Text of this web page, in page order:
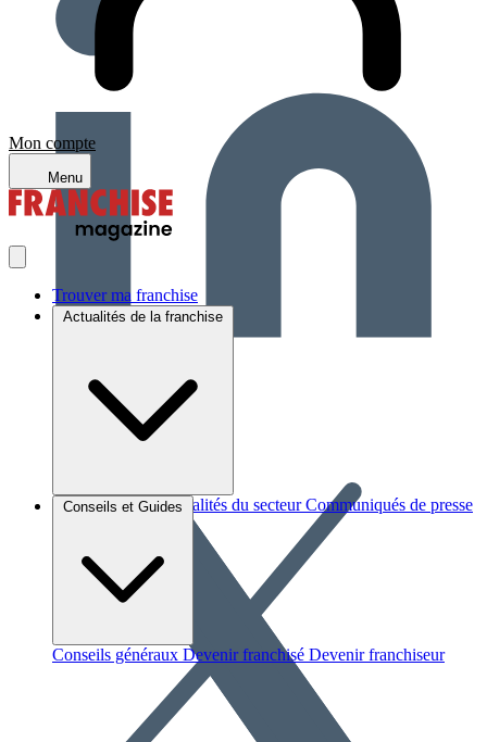
Mon compte
Menu
Trouver ma franchise
Actualités de la franchise
Brèves et actus Actualités du secteur Communiqués de presse
Conseils et Guides
Conseils généraux Devenir franchisé Devenir franchiseur